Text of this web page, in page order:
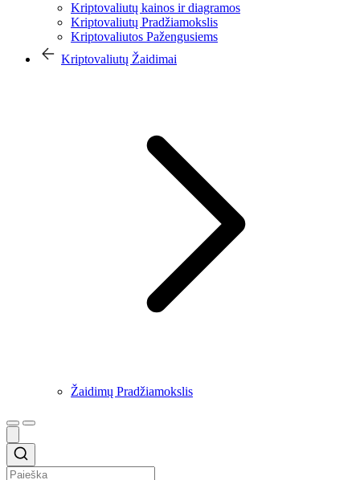
Kriptovaliutų kainos ir diagramos
Kriptovaliutų Pradžiamokslis
Kriptovaliutos Pažengusiems
Kriptovaliutų Žaidimai
Žaidimų Pradžiamokslis